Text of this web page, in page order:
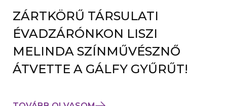
ZÁRTKÖRŰ TÁRSULATI
ÉVADZÁRÓNKON LISZI
MELINDA SZÍNMŰVÉSZNŐ
ÁTVETTE A GÁLFY GYŰRŰT!